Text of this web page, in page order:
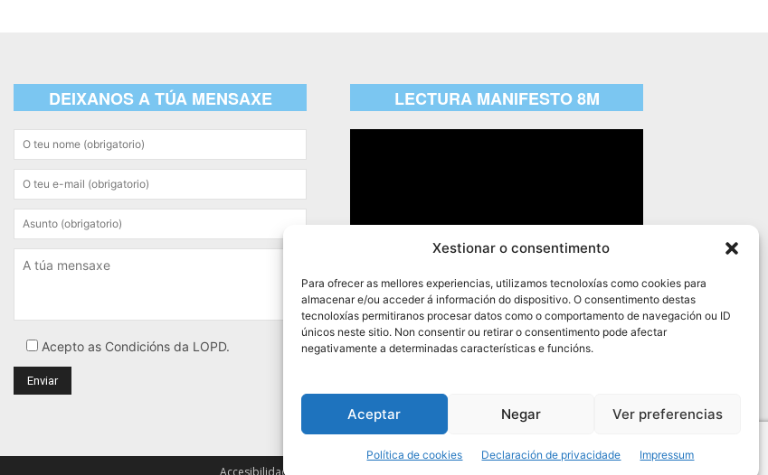
Xestionar o consentimento
Para ofrecer as mellores experiencias, utilizamos tecnoloxías como cookies para
almacenar e/ou acceder á información do dispositivo. O consentimento destas
tecnoloxías permitiranos procesar datos como o comportamento de navegación ou ID
únicos neste sitio. Non consentir ou retirar o consentimento pode afectar
negativamente a determinadas características e funcións.
Aceptar Negar Ver preferencias
Política de cookies Declaración de privacidade Impressum
DEIXANOS A TÚA MENSAXE
Acepto as Condicións da LOPD.
LECTURA MANIFESTO 8M
Accesibilidade